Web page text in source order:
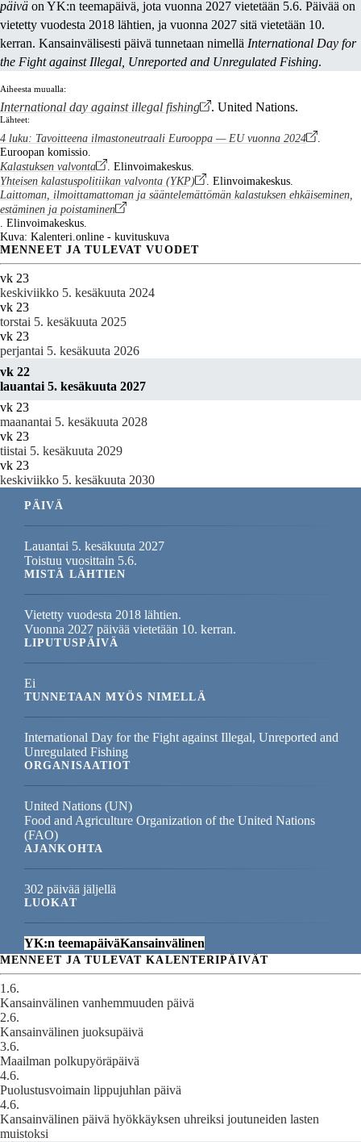
päivä on YK:n teemapäivä, jota vuonna 2027 vietetään 5.6. Päivää on
vietetty vuodesta 2018 lähtien, ja vuonna 2027 sitä vietetään 10.
kerran. Kansainvälisesti päivä tunnetaan nimellä International Day for
the Fight against Illegal, Unreported and Unregulated Fishing.
Aiheesta muualla:
International day against illegal fishing . United Nations.
Lähteet:
4 luku: Tavoitteena ilmastoneutraali Eurooppa — EU vuonna 2024
.
Euroopan komissio.
Kalastuksen valvonta
. Elinvoimakeskus.
Yhteisen kalastuspolitiikan valvonta (YKP)
. Elinvoimakeskus.
Laittoman, ilmoittamattoman ja sääntelemättömän kalastuksen ehkäiseminen,
estäminen ja poistaminen
. Elinvoimakeskus.
Kuva: Kalenteri.online - kuvituskuva
MENNEET JA TULEVAT VUODET
vk 23
keskiviikko 5. kesäkuuta 2024
vk 23
torstai 5. kesäkuuta 2025
vk 23
perjantai 5. kesäkuuta 2026
vk 22
lauantai 5. kesäkuuta 2027
vk 23
maanantai 5. kesäkuuta 2028
vk 23
tiistai 5. kesäkuuta 2029
vk 23
keskiviikko 5. kesäkuuta 2030
PÄIVÄ
Lauantai 5. kesäkuuta 2027
Toistuu vuosittain 5.6.
MISTÄ LÄHTIEN
Vietetty vuodesta 2018 lähtien.
Vuonna 2027 päivää vietetään 10. kerran.
LIPUTUSPÄIVÄ
Ei
TUNNETAAN MYÖS NIMELLÄ
International Day for the Fight against Illegal, Unreported and
Unregulated Fishing
ORGANISAATIOT
United Nations (UN)
Food and Agriculture Organization of the United Nations
(FAO)
AJANKOHTA
302 päivää jäljellä
LUOKAT
YK:n teemapäiväKansainvälinen
MENNEET JA TULEVAT KALENTERIPÄIVÄT
1.6.
Kansainvälinen vanhemmuuden päivä
2.6.
Kansainvälinen juoksupäivä
3.6.
Maailman polkupyöräpäivä
4.6.
Puolustusvoimain lippujuhlan päivä
4.6.
Kansainvälinen päivä hyökkäyksen uhreiksi joutuneiden lasten
muistoksi